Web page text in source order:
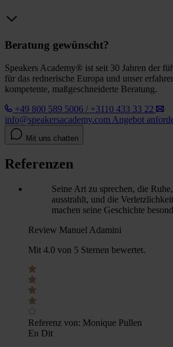
Beratung gewünscht?
Speakers Academy® ist seit 30 Jahren der
für das rednerische Europa und unser
kompetente, maßgeschneiderte Beratung.
+49 800 589 5006 / +3110 433 33 22
info@speakersacademy.com Angebot
Mit uns chatten
Referenzen
Seine Art zu sprechen, die
ausstrahlt, und die
machen seine Geschichte
Review Manuel Adamini
Mit 4.0 von 5 Sternen bewertet.
Referenz von: Monique Pullen
En Dit